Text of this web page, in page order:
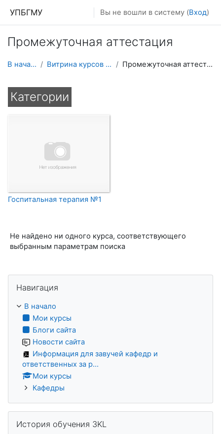
УПБГМУ Вы не вошли в систему (Вход)
Промежуточная аттестация
В начало Витрина курсов 3KL Промежуточная аттестация
Категории
Госпитальная терапия №1
Не найдено ни одного курса, соответствующего
выбранным параметрам поиска
Навигация
В начало
Мои курсы
Блоги сайта
Новости сайта
Информация для завучей кафедр и
ответственных за р...
Мои курсы
Кафедры
История обучения 3KL